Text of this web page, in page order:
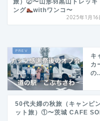
ング
withワンコ〜
2025年1月16
キ
カ
の
50代夫婦の秋旅（キャンピ
ット旅）①〜茨城 CAFE